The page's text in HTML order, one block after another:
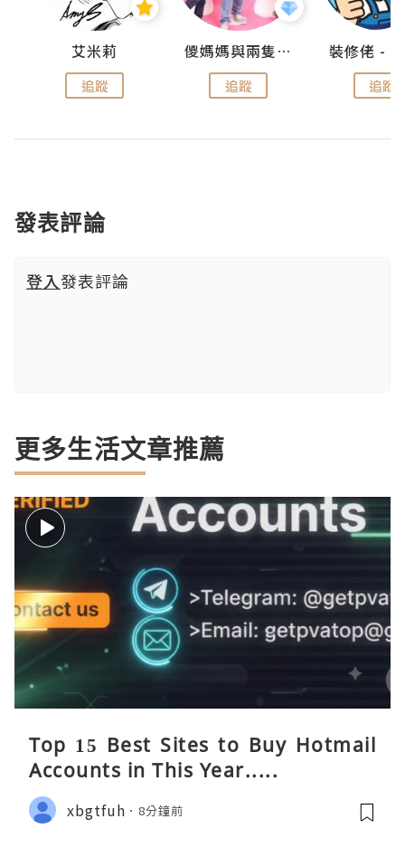
艾米莉
追蹤
儍媽媽與兩隻小魔怪之家
追蹤 追蹤
發表評論
登入發表評論
更多生活文章推薦
Top 15 Best Sites to Buy Hotmail
Accounts in This Year.....
xbgtfuh 8分鐘前